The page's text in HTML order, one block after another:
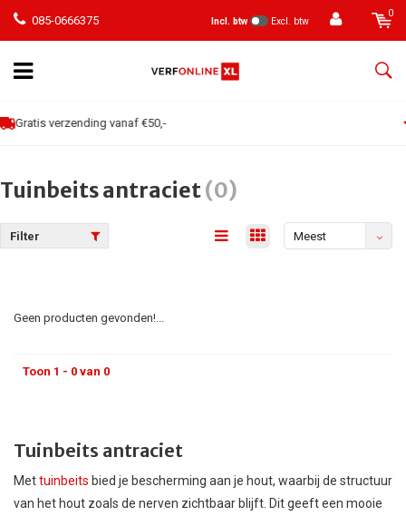
085-0666375 Incl. btw Excl. btw
0
Tuinbeits antraciet(0)
Filter
Meest
Geen producten gevonden!...
Toon 1 - 0 van 0
Tuinbeits antraciet
Mettuinbeits bied je bescherming aan je hout, waarbij de structuur
van het hout zoals de nerven zichtbaar blijft. Dit geeft een mooie